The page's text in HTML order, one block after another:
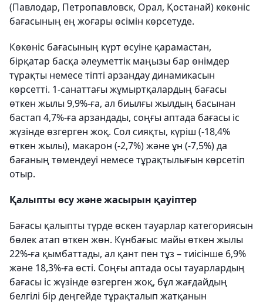
(Павлодар, Петропавловск, Орал, Қостанай) көкөніс
бағасының ең жоғары өсімін көрсетуде.
Көкөніс бағасының күрт өсуіне қарамастан,
бірқатар басқа әлеуметтік маңызы бар өнімдер
тұрақты немесе тіпті арзандау динамикасын
көрсетті. 1-санаттағы жұмыртқалардың бағасы
өткен жылы 9,9%-ға, ал биылғы жылдың басынан
бастап 4,7%-ға арзандады, соңғы аптада бағасы іс
жүзінде өзгерген жоқ. Сол сияқты, күріш (-18,4%
өткен жылы), макарон (-2,7%) және ұн (-7,5%) да
бағаның төмендеуі немесе тұрақтылығын көрсетіп
отыр.
Қалыпты өсу және жасырын қауіптер
Бағасы қалыпты түрде өскен тауарлар категориясын
бөлек атап өткен жөн. Күнбағыс майы өткен жылы
22%-ға қымбаттады, ал қант пен тұз – тиісінше 6,9%
және 18,3%-ға өсті. Соңғы аптада осы тауарлардың
бағасы іс жүзінде өзгерген жоқ, бұл жағдайдың
белгілі бір деңгейде тұрақталып жатқанын